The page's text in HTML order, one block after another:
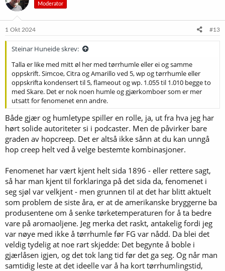
Moderator
1 Okt 2024 #13
Steinar Huneide skrev:
Talla er like med mitt øl her med tørrhumle eller ei og samme
oppskrift. Simcoe, Citra og Amarillo ved 5, wp og tørrhumle eller
oppskrifta kondensert til 5, flameout og wp. 1.055 til 1.010 begge to
med Skare. Det er nok noen humle og gjærkomboer som er mer
utsatt for fenomenet enn andre.
Både gjær og humletype spiller en rolle, ja, ut fra hva jeg har
hørt solide autoriteter si i podcaster. Men de påvirker bare
graden av hopcreep. Det er altså ikke sånn at du kan unngå
hop creep helt ved å velge bestemte kombinasjoner.
Fenomenet har vært kjent helt sida 1896 - eller rettere sagt,
så har man kjent til forklaringa på det sida da, fenomenet i
seg sjøl var velkjent - men grunnen til at det har blitt aktuelt
som problem de siste åra, er at de amerikanske bryggerne ba
produsentene om å senke tørketemperaturen for å ta bedre
vare på aromaoljene. Jeg merka det raskt, antakelig fordi jeg
var nøye med ikke å tørrhumle før FG var nådd. Da blei det
veldig tydelig at noe rart skjedde: Det begynte å boble i
gjærlåsen igjen, og det tok lang tid før det ga seg. Og når man
samtidig leste at det ideelle var å ha kort tørrhumlingstid,